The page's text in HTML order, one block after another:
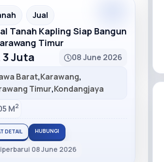
Jual
Tanah Kapling Siap Bangun
Timur
3 Juta
08 June 2026
Barat,Karawang,
Timur,Kondangjaya
M2
DETAIL HUBUNGI
08 June 2026